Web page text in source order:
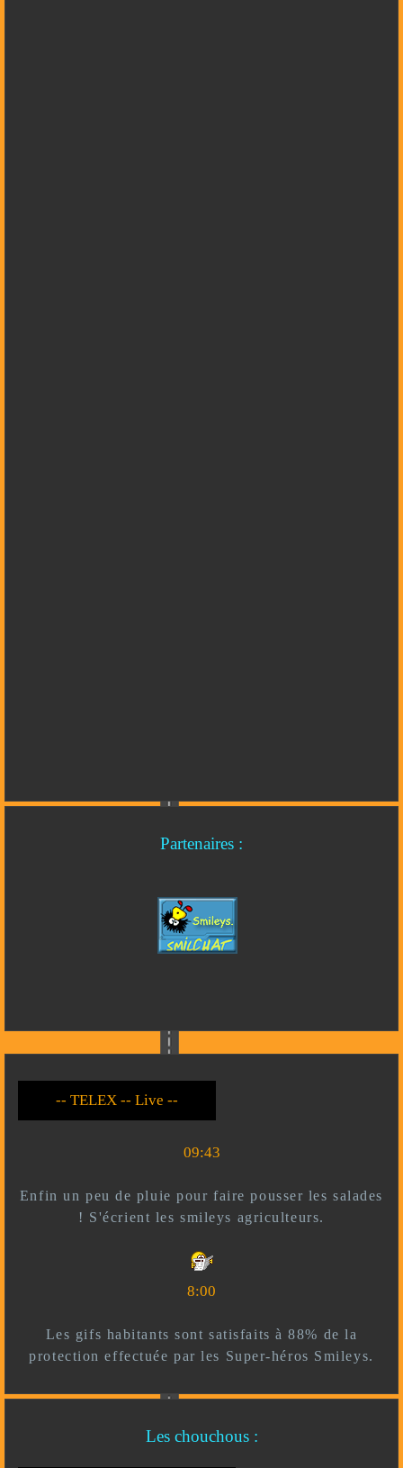
Partenaires :
-- Live --- TELEX --
-- *)^^(* --
09:43
Enfin un peu de pluie pour faire pousser les salades
! S'écrient les smileys agriculteurs.
8:00
Les gifs habitants sont satisfaits à 88% de la
protection effectuée par les Super-héros Smileys.
Les chouchous :